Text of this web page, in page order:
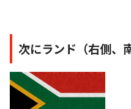
次にランド（右側、